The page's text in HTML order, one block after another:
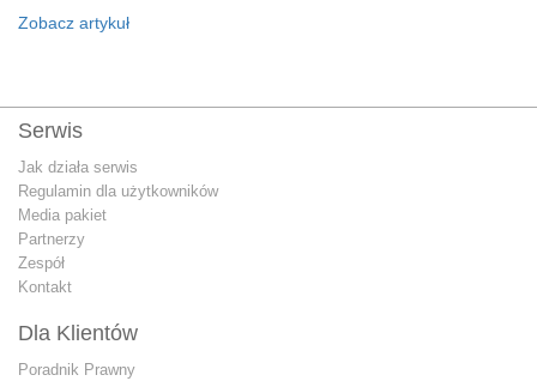
Zobacz artykuł
Serwis
Jak działa serwis
Regulamin dla użytkowników
Media pakiet
Partnerzy
Zespół
Kontakt
Dla Klientów
Poradnik Prawny